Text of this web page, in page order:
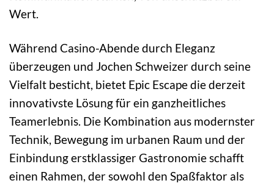
Wert.
Während Casino-Abende durch Eleganz
überzeugen und Jochen Schweizer durch seine
Vielfalt besticht, bietet Epic Escape die derzeit
innovativste Lösung für ein ganzheitliches
Teamerlebnis. Die Kombination aus modernster
Technik, Bewegung im urbanen Raum und der
Einbindung erstklassiger Gastronomie schafft
einen Rahmen, der sowohl den Spaßfaktor als